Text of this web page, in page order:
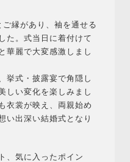
縁があり、袖を通せる
た。式当日に着付けて
華麗で大変感激しまし
挙式・披露宴で角隠し
しい変化を楽しみまし
衣裳が映え、両親始め
い出深い結婚式となり
、気に入ったポイン